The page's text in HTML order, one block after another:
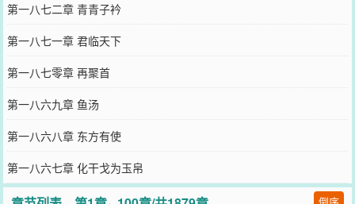
第一八七二章 青青子衿
第一八七一章 君临天下
第一八七零章 再聚首
第一八六九章 鱼汤
第一八六八章 东方有使
第一八六七章 化干戈为玉帛